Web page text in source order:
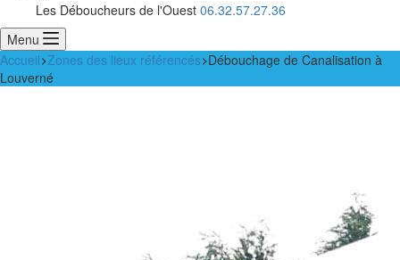
Les Déboucheurs de l'Ouest 06.32.57.27.36
Menu
Accueil Zones des lieux référencés Débouchage de Canalisation à
Louverné